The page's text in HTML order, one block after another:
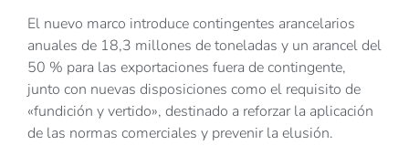
El nuevo marco introduce contingentes arancelarios
anuales de 18,3 millones de toneladas y un arancel del
50 % para las exportaciones fuera de contingente,
junto con nuevas disposiciones como el requisito de
«fundición y vertido», destinado a reforzar la aplicación
de las normas comerciales y prevenir la elusión.